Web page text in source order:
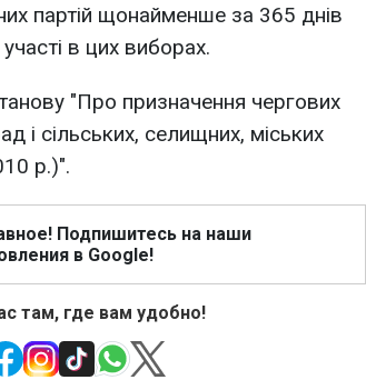
партій щонайменше за 365 днів
в цих виборах.
"Про призначення чергових
і сільських, селищних, міських
р.)".
Подпишитесь на наши
в Google!
там, где вам удобно!